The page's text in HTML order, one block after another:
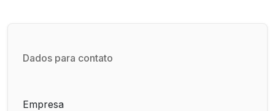
Dados para contato
Empresa